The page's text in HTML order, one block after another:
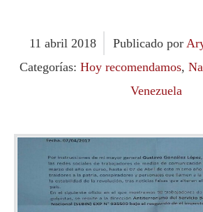
11 abril 2018 Publicado por
Categorías: Hoy recomendamos,
Venezuela